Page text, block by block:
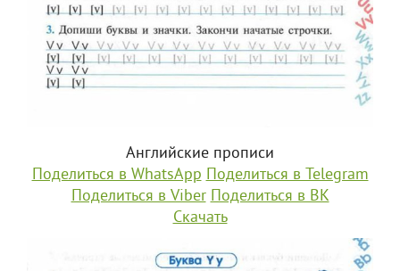
Английские прописи
Поделиться в WhatsApp Поделиться в Telegram
Поделиться в Viber Поделиться в ВК
Скачать